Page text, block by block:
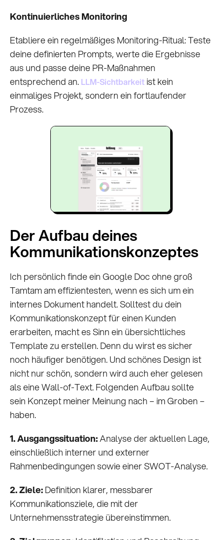
Kontinuierliches Monitoring
Etabliere ein regelmäßiges Monitoring-Ritual: Teste
deine definierten Prompts, werte die Ergebnisse
aus und passe deine PR-Maßnahmen
entsprechend an. LLM-Sichtbarkeit ist kein
einmaliges Projekt, sondern ein fortlaufender
Prozess.
Der Aufbau deines
Kommunikationskonzeptes
Ich persönlich finde ein Google Doc ohne groß
Tamtam am effizientesten, wenn es sich um ein
internes Dokument handelt. Solltest du dein
Kommunikationskonzept für einen Kunden
erarbeiten, macht es Sinn ein übersichtliches
Template zu erstellen. Denn du wirst es sicher
noch häufiger benötigen. Und schönes Design ist
nicht nur schön, sondern wird auch eher gelesen
als eine Wall-of-Text. Folgenden Aufbau sollte
sein Konzept meiner Meinung nach – im Groben –
haben.
1. Ausgangssituation:Analyse der aktuellen Lage,
einschließlich interner und externer
Rahmenbedingungen sowie einer SWOT-Analyse.
2. Ziele:Definition klarer, messbarer
Kommunikationsziele, die mit der
Unternehmensstrategie übereinstimmen.